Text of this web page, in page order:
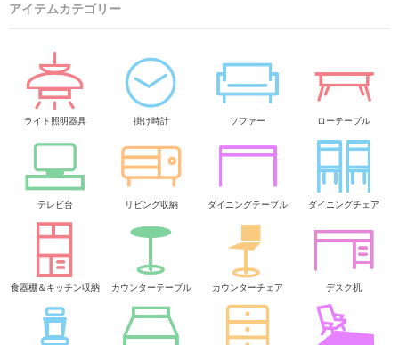
アイテムカテゴリー
ライト照明器具 掛け時計 ソファー ローテーブル
テレビ台 リビング収納 ダイニングテーブル ダイニングチェア
食器棚＆キッチン収納 カウンターテーブル カウンターチェア デスク机